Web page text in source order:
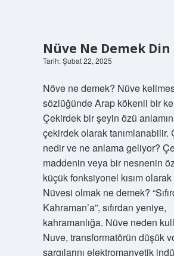
Nüve Ne Demek Din
Tarih: Şubat 22, 2025
Növe ne demek? Nüve
sözlüğünde Arap kökenli bir
Çekirdek bir şeyin özü
çekirdek olarak tanımlanabilir.
nedir ve ne anlama geliyor?
maddenin veya bir nesnenin
küçük fonksiyonel kısım
Nüvesi olmak ne demek?
Kahraman’a”, sıfırdan yeniye,
kahramanlığa. Nüve neden
Nuve, transformatörün düşük
sargılarını elektromanyetik